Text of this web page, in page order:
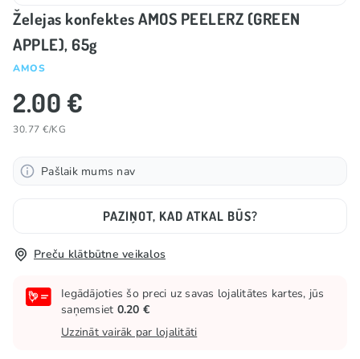
Želejas konfektes AMOS PEELERZ (GREEN
APPLE), 65g
AMOS
2.00 €
30.77 €/KG
Pašlaik mums nav
PAZIŅOT, KAD ATKAL BŪS?
Preču klātbūtne veikalos
Iegādājoties šo preci uz savas lojalitātes kartes, jūs
saņemsiet 0.20 €
Uzzināt vairāk par lojalitāti